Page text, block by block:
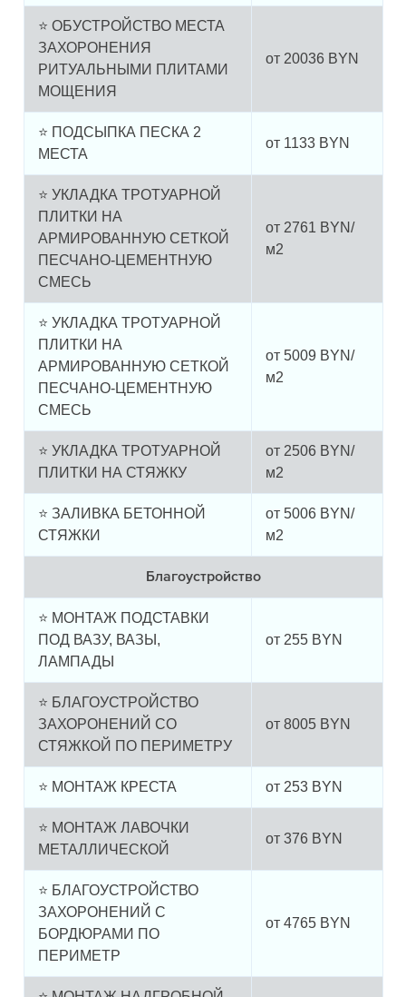
⭐ ОБУСТРОЙСТВО МЕСТА
ЗАХОРОНЕНИЯ
РИТУАЛЬНЫМИ ПЛИТАМИ
МОЩЕНИЯ
от 20036 BYN
⭐ ПОДСЫПКА ПЕСКА 2
МЕСТА
от 1133 BYN
⭐ УКЛАДКА ТРОТУАРНОЙ
ПЛИТКИ НА
АРМИРОВАННУЮ СЕТКОЙ
ПЕСЧАНО-ЦЕМЕНТНУЮ
СМЕСЬ
от 2761 BYN/
м2
⭐ УКЛАДКА ТРОТУАРНОЙ
ПЛИТКИ НА
АРМИРОВАННУЮ СЕТКОЙ
ПЕСЧАНО-ЦЕМЕНТНУЮ
СМЕСЬ
от 5009 BYN/
м2
⭐ УКЛАДКА ТРОТУАРНОЙ
ПЛИТКИ НА СТЯЖКУ
от 2506 BYN/
м2
⭐ ЗАЛИВКА БЕТОННОЙ
СТЯЖКИ
от 5006 BYN/
м2
Благоустройство
⭐ МОНТАЖ ПОДСТАВКИ
ПОД ВАЗУ, ВАЗЫ,
ЛАМПАДЫ
от 255 BYN
⭐ БЛАГОУСТРОЙСТВО
ЗАХОРОНЕНИЙ СО
СТЯЖКОЙ ПО ПЕРИМЕТРУ
от 8005 BYN
⭐ МОНТАЖ КРЕСТА от 253 BYN
⭐ МОНТАЖ ЛАВОЧКИ
МЕТАЛЛИЧЕСКОЙ
от 376 BYN
⭐ БЛАГОУСТРОЙСТВО
ЗАХОРОНЕНИЙ С
БОРДЮРАМИ ПО
ПЕРИМЕТР
от 4765 BYN